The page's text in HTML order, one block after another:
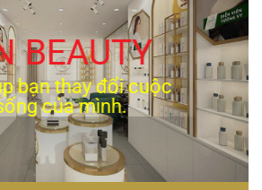
BEAUTY
bạn thay đổi cuộc
của mình.